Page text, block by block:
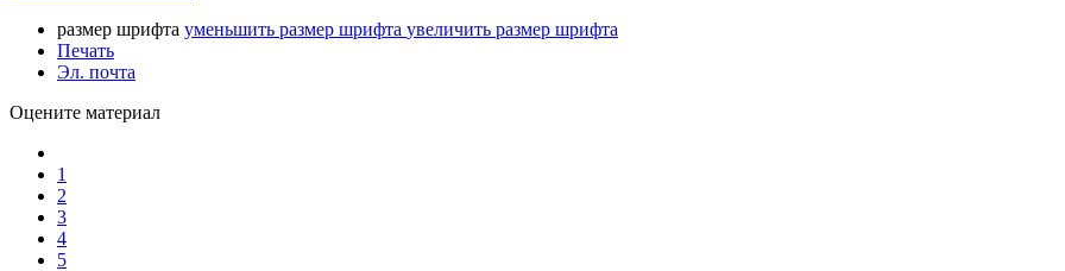
размер шрифта уменьшить размер шрифта увеличить размер шрифта
Печать
Эл. почта
Оцените материал
1
2
3
4
5